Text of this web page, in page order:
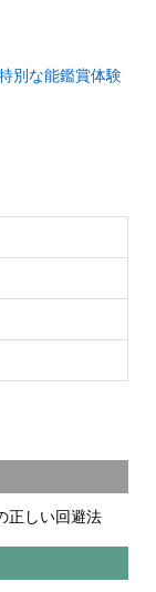
別な能鑑賞体験
正しい回避法